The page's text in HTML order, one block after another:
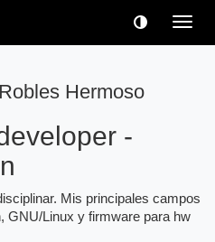
Hermoso
-
Mis principales campos
GNU/Linux y firmware para hw